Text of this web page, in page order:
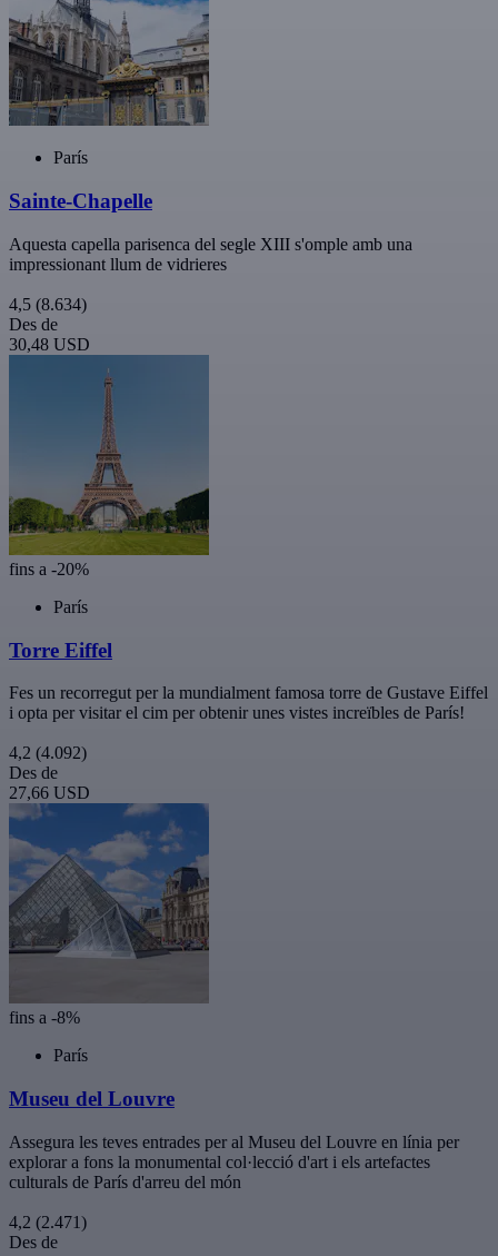
París
Sainte-Chapelle
Aquesta capella parisenca del segle XIII s'omple amb una
impressionant llum de vidrieres
4,5 (8.634)
Des de
30,48 USD
fins a -20%
París
Torre Eiffel
Fes un recorregut per la mundialment famosa torre de Gustave Eiffel
i opta per visitar el cim per obtenir unes vistes increïbles de París!
4,2 (4.092)
Des de
27,66 USD
fins a -8%
París
Museu del Louvre
Assegura les teves entrades per al Museu del Louvre en línia per
explorar a fons la monumental col·lecció d'art i els artefactes
culturals de París d'arreu del món
4,2 (2.471)
Des de